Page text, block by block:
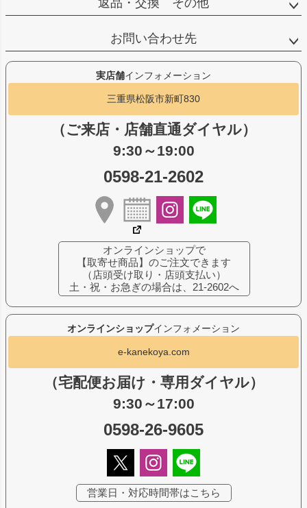
返品・交換 その他
お問い合わせ先
オンラインショップインフォメーション
e-kanekoya.com
（宅配便お届け・専用ダイヤル）
9:30～17:00
0598-26-9605
営業日・対応時間帯はこちら
実店舗インフォメーション
三重県松阪市新町830
（ご来店・店舗直通ダイヤル）
9:30～19:00
0598-21-2602
オンラインショップで
【取寄せ商品】のご注文できます
（店頭受け取り・店頭支払い）
土・祝・お急ぎの場合は、21-2602へ